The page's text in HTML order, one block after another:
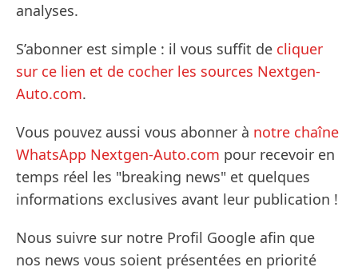
analyses.
S’abonner est simple : il vous suffit de cliquer
sur ce lien et de cocher les sources Nextgen-
Auto.com.
Vous pouvez aussi vous abonner à notre chaîne
WhatsApp Nextgen-Auto.com pour recevoir en
temps réel les "breaking news" et quelques
informations exclusives avant leur publication !
Nous suivre sur notre Profil Google afin que
nos news vous soient présentées en priorité